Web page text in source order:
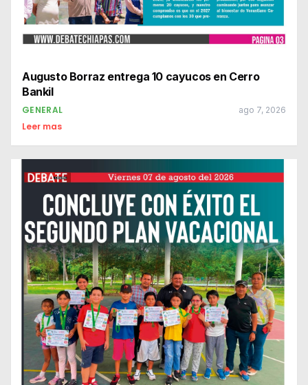
Augusto Borraz entrega 10 cayucos en Cerro
Bankil
GENERAL ago 7, 2026
Leer mas